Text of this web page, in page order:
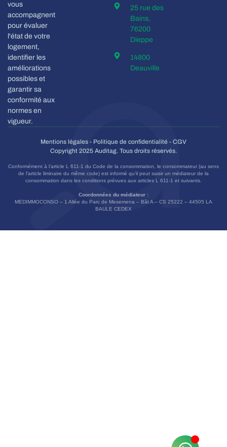
vous
accompagnent
pour évaluer
l'état de votre
logement,
identifier les
améliorations
possibles et
garantir sa
conformité aux
normes en
vigueur.
25 rue des
Bains,
76200
Dieppe
14800
Deauville
Mentions légales - Politique de confidentialité - CGV
Copyright 2025 Auditag. Tous droits réservés.
Conformément à l’article L 611-1 du Code de la consommation, le consommateur (au sens
de l’article liminaire du même code) est informé qu’il peut saisir un médiateur de la
consommation dans les conditions prévues aux articles L 611-1 et suivants.
Coordonnées du médiateur :
MEDIMMOCONSO – 1 Allée du Parc de Mesemena – Bât A – CS 25222 – 44505 LA
BAULE CEDEX